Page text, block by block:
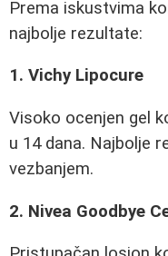
Prema iskustvima
najbolje rezultate:
1. Vichy Lipocure
Visoko ocenjen gel
u 14 dana. Najbolje
vezbanjem.
2. Nivea Goodbye